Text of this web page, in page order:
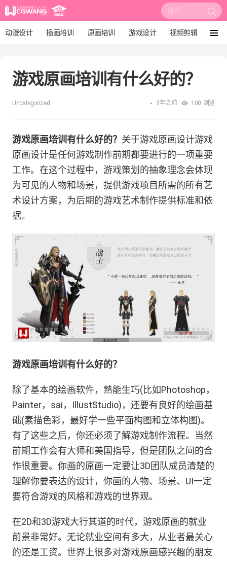
搜
索:
动漫设计 插画培训 原画培训 游戏设计 视频剪辑
漫画设计 绘画教程 板绘培训
游戏原画培训有什么好的？
Uncategorized 3年之前 100 浏览
游戏原画培训有什么好的？ 关于游戏原画设计游戏
原画设计是任何游戏制作前期都要进行的一项重要
工作。在这个过程中，游戏策划的抽象理念会体现
为可见的人物和场景，提供游戏项目所需的所有艺
术设计方案，为后期的游戏艺术制作提供标准和依
据。
游戏原画培训有什么好的？
除了基本的绘画软件，熟能生巧(比如Photoshop，
Painter，sai，IllustStudio)，还要有良好的绘画基
础(素描色彩，最好学一些平面构图和立体构图)。
有了这些之后，你还必须了解游戏制作流程。当然
前期工作会有大师和美国指导，但是团队之间的合
作很重要。你画的原画一定要让3D团队成员清楚的
理解你要表达的设计，你画的人物、场景、UI一定
要符合游戏的风格和游戏的世界观。
在2D和3D游戏大行其道的时代，游戏原画的就业
前景非常好。无论就业空间有多大，从业者最关心
的还是工资。世界上很多对游戏原画感兴趣的朋友